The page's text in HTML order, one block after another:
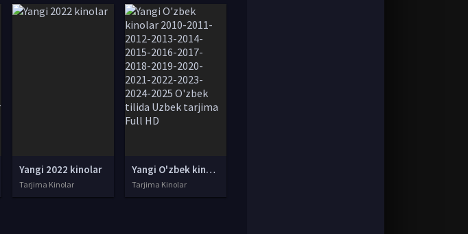
Yangi 2022 kinolar
Tarjima Kinolar
Yangi O'zbek kinolar 2010-2011-2012-2013-2014-2015-2016-2017-2018-2019-2020-2021-2022-2023-2024-2025 O'zbek tilida Uzbek tarjima Full HD
Tarjima Kinolar